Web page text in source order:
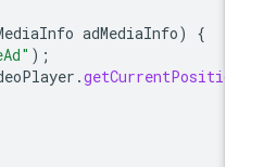
AdMediaInfo adMediaInfo
videoPlayer.